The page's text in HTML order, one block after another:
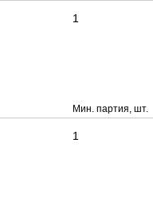
1
Мин. партия, шт.
1